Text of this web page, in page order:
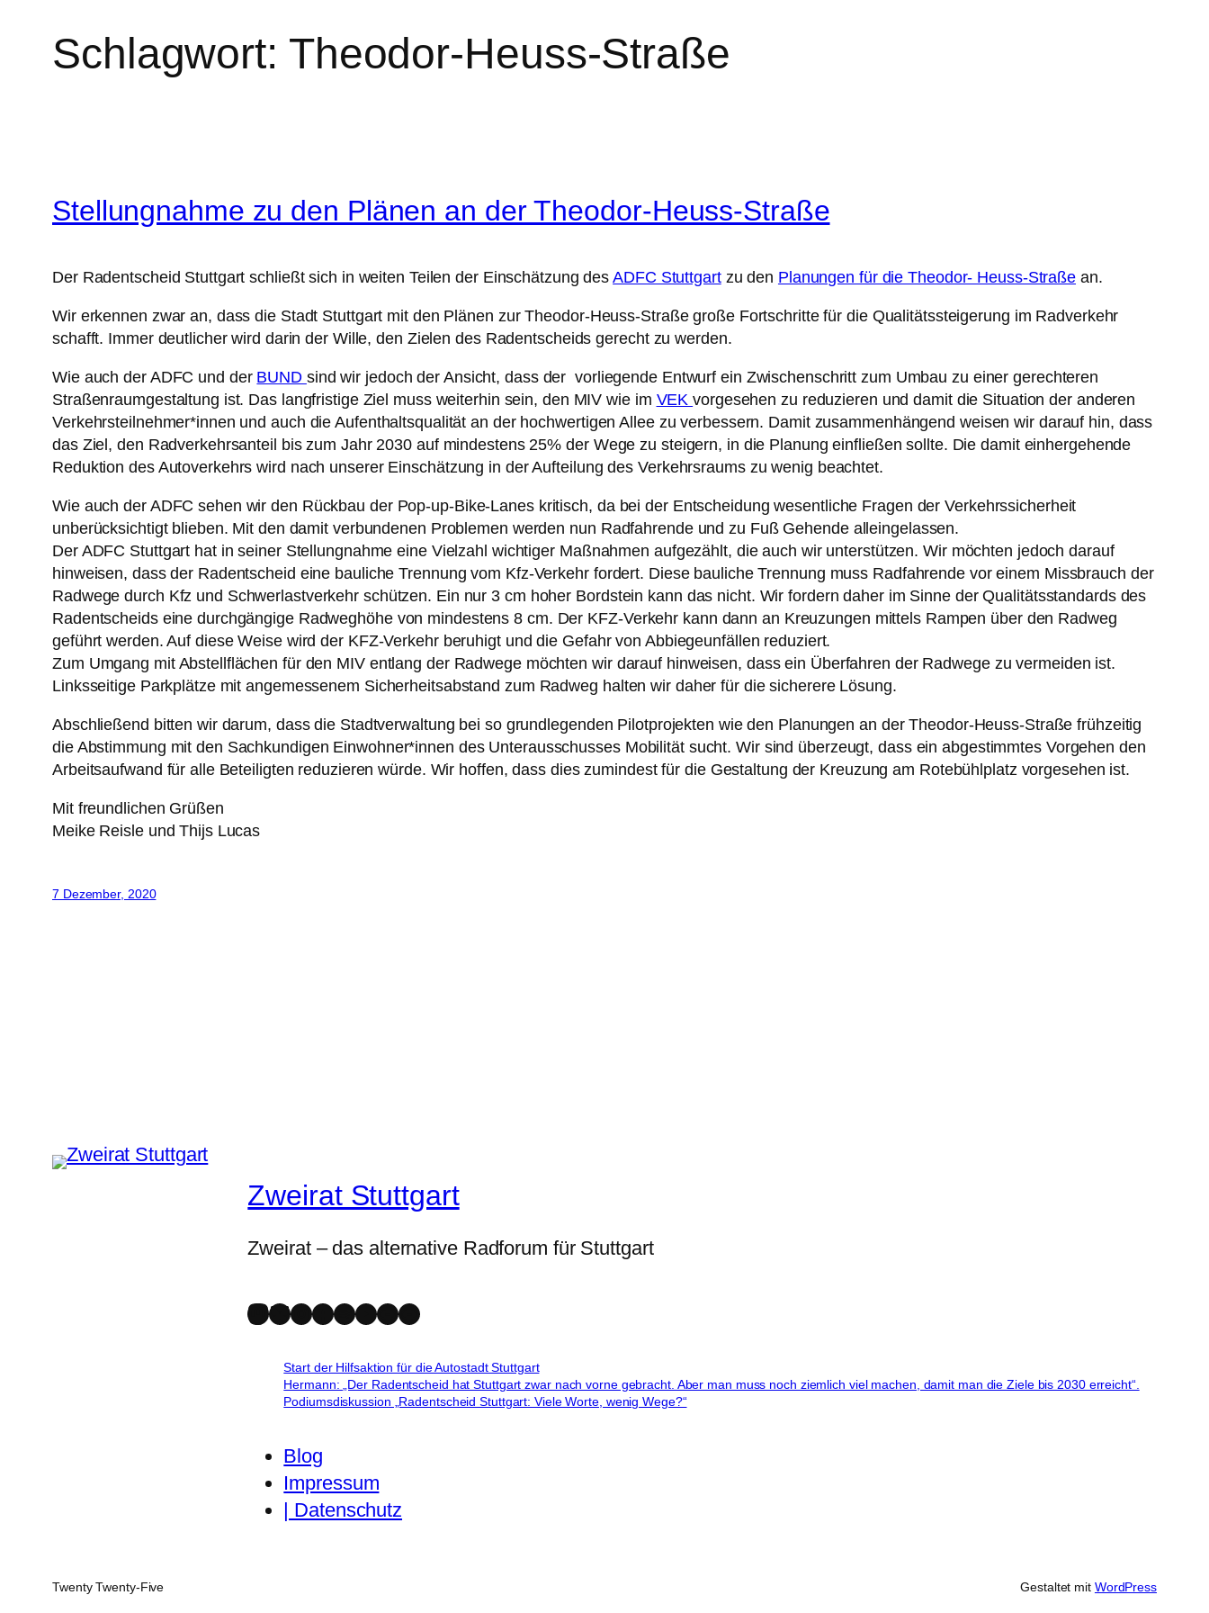
Schlagwort: Theodor-Heuss-Straße
Stellungnahme zu den Plänen an der Theodor-Heuss-Straße
Der Radentscheid Stuttgart schließt sich in weiten Teilen der Einschätzung desADFC Stuttgartzu den Planungen für die Theodor- Heuss-Straße an.
Wir erkennen zwar an, dass die Stadt Stuttgart mit den Plänen zur Theodor-Heuss-Straße große Fortschritte für die Qualitätssteigerung im Radverkehr
schafft. Immer deutlicher wird darin der Wille, den Zielen des Radentscheids gerecht zu werden.
Wie auch der ADFC und der BUND sind wir jedoch der Ansicht, dass der vorliegende Entwurf ein Zwischenschritt zum Umbau zu einer gerechteren
Straßenraumgestaltung ist. Das langfristige Ziel muss weiterhin sein, den MIV wie im VEKvorgesehen zu reduzieren und damit die Situation der anderen
Verkehrsteilnehmer*innen und auch die Aufenthaltsqualität an der hochwertigen Allee zu verbessern. Damit zusammenhängend weisen wir darauf hin, dass
das Ziel, den Radverkehrsanteil bis zum Jahr 2030 auf mindestens 25% der Wege zu steigern, in die Planung einfließen sollte. Die damit einhergehende
Reduktion des Autoverkehrs wird nach unserer Einschätzung in der Aufteilung des Verkehrsraums zu wenig beachtet.
Wie auch der ADFC sehen wir den Rückbau der Pop-up-Bike-Lanes kritisch, da bei der Entscheidung wesentliche Fragen der Verkehrssicherheit
unberücksichtigt blieben. Mit den damit verbundenen Problemen werden nun Radfahrende und zu Fuß Gehende alleingelassen.
Der ADFC Stuttgart hat in seiner Stellungnahme eine Vielzahl wichtiger Maßnahmen aufgezählt, die auch wir unterstützen. Wir möchten jedoch darauf
hinweisen, dass der Radentscheid eine bauliche Trennung vom Kfz-Verkehr fordert. Diese bauliche Trennung muss Radfahrende vor einem Missbrauch der
Radwege durch Kfz und Schwerlastverkehr schützen. Ein nur 3 cm hoher Bordstein kann das nicht. Wir fordern daher im Sinne der Qualitätsstandards des
Radentscheids eine durchgängige Radweghöhe von mindestens 8 cm. Der KFZ-Verkehr kann dann an Kreuzungen mittels Rampen über den Radweg
geführt werden. Auf diese Weise wird der KFZ-Verkehr beruhigt und die Gefahr von Abbiegeunfällen reduziert.
Zum Umgang mit Abstellflächen für den MIV entlang der Radwege möchten wir darauf hinweisen, dass ein Überfahren der Radwege zu vermeiden ist.
Linksseitige Parkplätze mit angemessenem Sicherheitsabstand zum Radweg halten wir daher für die sicherere Lösung.
Abschließend bitten wir darum, dass die Stadtverwaltung bei so grundlegenden Pilotprojekten wie den Planungen an der Theodor-Heuss-Straße frühzeitig
die Abstimmung mit den Sachkundigen Einwohner*innen des Unterausschusses Mobilität sucht. Wir sind überzeugt, dass ein abgestimmtes Vorgehen den
Arbeitsaufwand für alle Beteiligten reduzieren würde. Wir hoffen, dass dies zumindest für die Gestaltung der Kreuzung am Rotebühlplatz vorgesehen ist.
Mit freundlichen Grüßen
Meike Reisle und Thijs Lucas
7 Dezember, 2020
Zweirat Stuttgart
Zweirat – das alternative Radforum für Stuttgart
Mastodon
Bluesky
Instagram
Facebook
Spotify
YouTube
Strava
Link
Start der Hilfsaktion für die Autostadt Stuttgart
Hermann: „Der Radentscheid hat Stuttgart zwar nach vorne gebracht. Aber man muss noch ziemlich viel machen, damit man die Ziele bis 2030 erreicht“.
Podiumsdiskussion „Radentscheid Stuttgart: Viele Worte, wenig Wege?“
Blog
Impressum
| Datenschutz
Twenty Twenty-Five Gestaltet mit WordPress